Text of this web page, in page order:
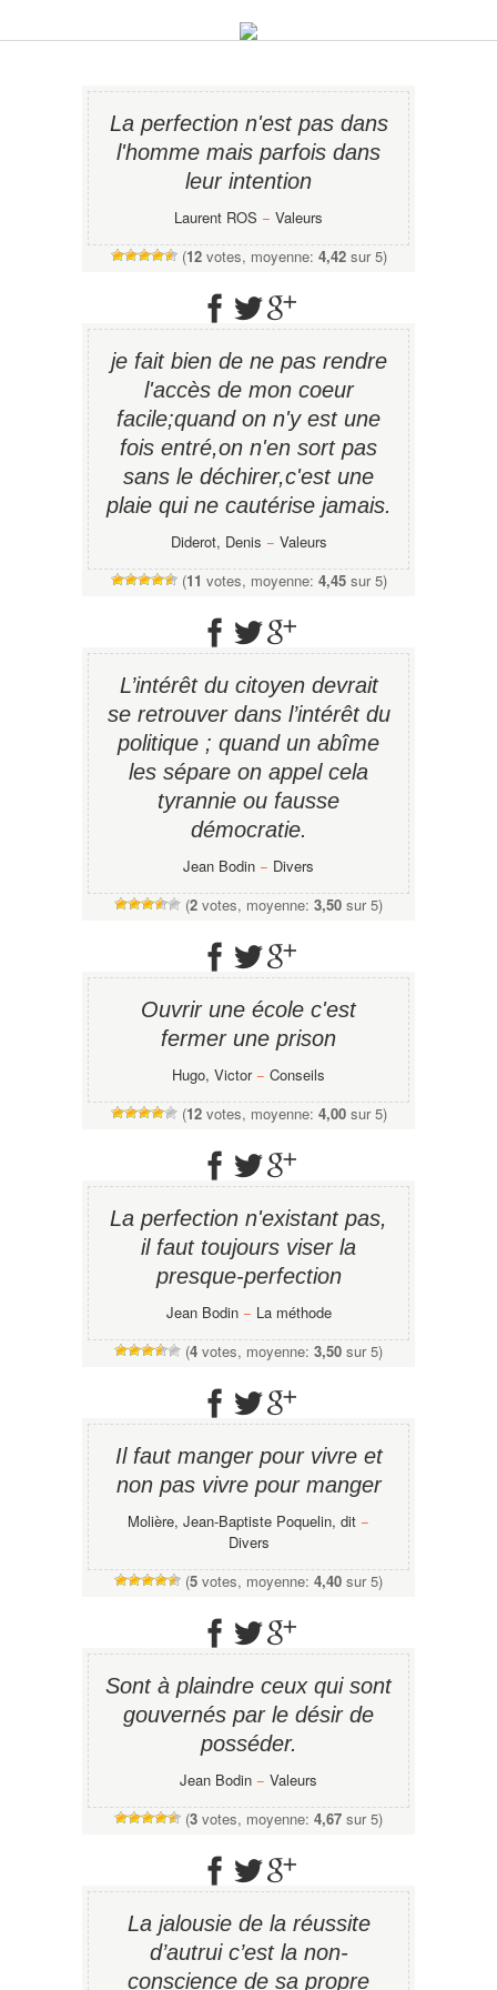
La perfection n'est pas dans
l'homme mais parfois dans
leur intention
Laurent ROS − Valeurs
(12votes, moyenne: 4,42sur 5)
je fait bien de ne pas rendre
l'accès de mon coeur
facile;quand on n'y est une
fois entré,on n'en sort pas
sans le déchirer,c'est une
plaie qui ne cautérise jamais.
Diderot, Denis − Valeurs
(11 votes, moyenne: 4,45sur 5)
L’intérêt du citoyen devrait
se retrouver dans l’intérêt du
politique ; quand un abîme
les sépare on appel cela
tyrannie ou fausse
démocratie.
Jean Bodin − Divers
(2 votes, moyenne: 3,50 sur 5)
Ouvrir une école c'est
fermer une prison
Hugo, Victor− Conseils
(12votes, moyenne: 4,00sur 5)
La perfection n'existant pas,
il faut toujours viser la
presque-perfection
Jean Bodin− La méthode
(4 votes, moyenne: 3,50 sur 5)
Il faut manger pour vivre et
non pas vivre pour manger
Molière, Jean-Baptiste Poquelin, dit −
Divers
(5 votes, moyenne: 4,40 sur 5)
Sont à plaindre ceux qui sont
gouvernés par le désir de
posséder.
Jean Bodin − Valeurs
(3 votes, moyenne: 4,67 sur 5)
La jalousie de la réussite
d’autrui c’est la non-
conscience de sa propre